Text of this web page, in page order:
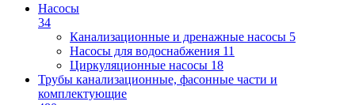
Насосы
34
Канализационные и дренажные насосы 5
Насосы для водоснабжения 11
Циркуляционные насосы 18
Трубы канализационные, фасонные части и
комплектующие